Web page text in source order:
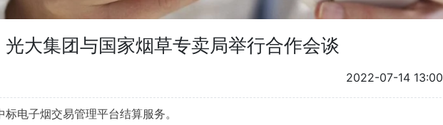
光大集团与国家烟草专卖局举行合作会谈
2022-07-14 13:00
电子烟交易管理平台结算服务。